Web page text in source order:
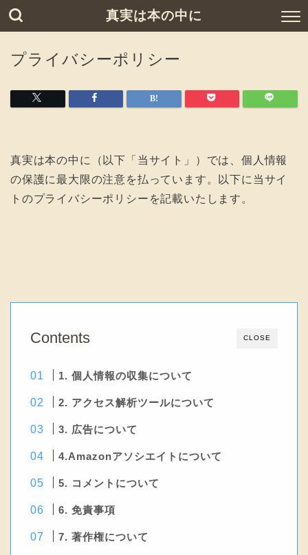
真実は本の中に
プライバシーポリシー
真実は本の中に（以下「当サイト」）では、個人情報
の保護に最大限の注意を払っています。以下に当サイ
トのプライバシーポリシーを記載いたします。
CLOSE
Contents
1. 個人情報の収集について
2. アクセス解析ツールについて
3. 広告について
4.Amazonアソシエイトについて
5. コメントについて
6. 免責事項
7. 著作権について